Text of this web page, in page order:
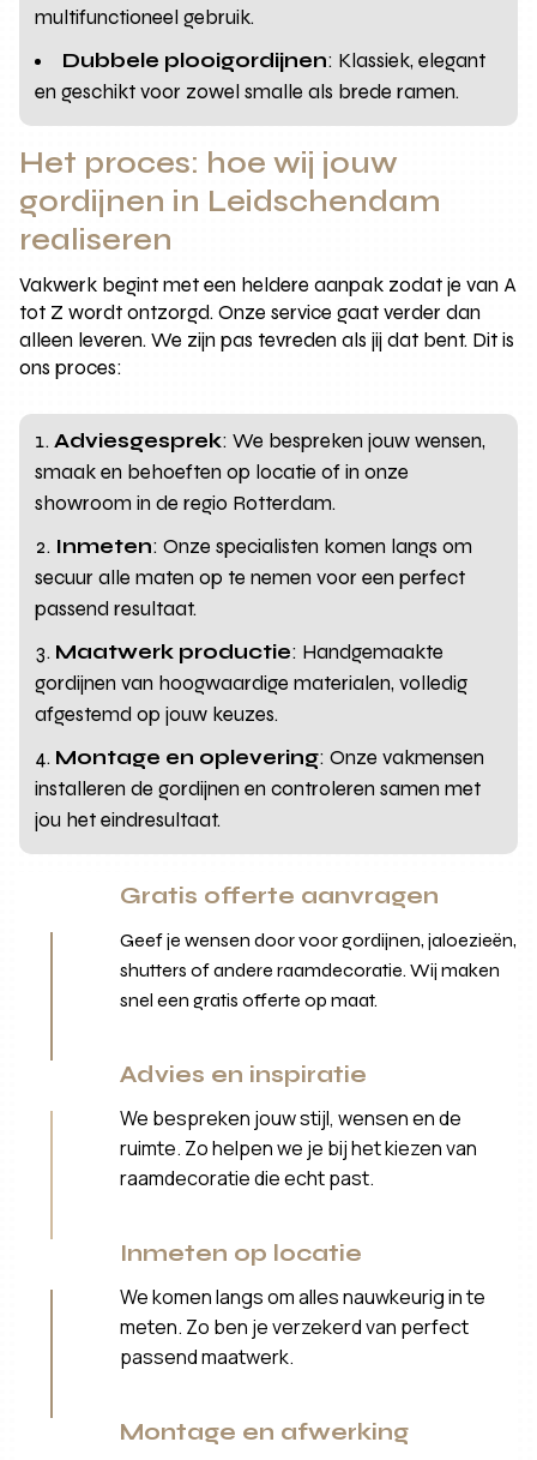
multifunctioneel gebruik.
Dubbele plooigordijnen: Klassiek, elegant
en geschikt voor zowel smalle als brede ramen.
Het proces: hoe wij jouw
gordijnen in Leidschendam
realiseren
Vakwerk begint met een heldere aanpak zodat je van A
tot Z wordt ontzorgd. Onze service gaat verder dan
alleen leveren. We zijn pas tevreden als jij dat bent. Dit is
ons proces:
Adviesgesprek: We bespreken jouw wensen,
smaak en behoeften op locatie of in onze
showroom in de regio Rotterdam.
Inmeten: Onze specialisten komen langs om
secuur alle maten op te nemen voor een perfect
passend resultaat.
Maatwerk productie: Handgemaakte
gordijnen van hoogwaardige materialen, volledig
afgestemd op jouw keuzes.
Montage en oplevering: Onze vakmensen
installeren de gordijnen en controleren samen met
jou het eindresultaat.
Gratis offerte aanvragen
Geef je wensen door voor gordijnen, jaloezieën,
shutters of andere raamdecoratie. Wij maken
snel een gratis offerte op maat.
Advies en inspiratie
We bespreken jouw stijl, wensen en de
ruimte. Zo helpen we je bij het kiezen van
raamdecoratie die echt past.
Inmeten op locatie
We komen langs om alles nauwkeurig in te
meten. Zo ben je verzekerd van perfect
passend maatwerk.
Montage en afwerking